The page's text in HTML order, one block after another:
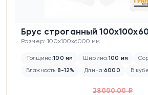
Брус строганный
Размер: 100x100x6000 мм
Толщина:100 мм Ширина:100 мм
Влажность:8-12% Длина:6000 В
28000.00 ₽